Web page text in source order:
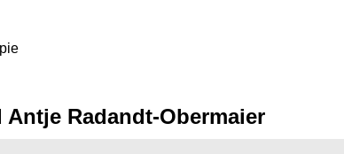
Radandt-Obermaier